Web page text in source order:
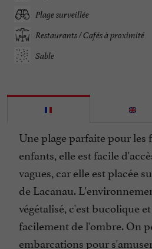
Plage surveillée
Restaurants / Cafés à proximité
Sable
Une plage parfaite pour les
enfants, elle est facile
vagues, car elle est placée
de Lacanau.
végétalisé, c'est bucolique
facilement de l'ombre. On
embarcations pour